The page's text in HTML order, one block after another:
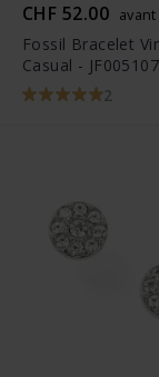
CHF 52.00 avant
Fossil Bracelet
Casual -
2